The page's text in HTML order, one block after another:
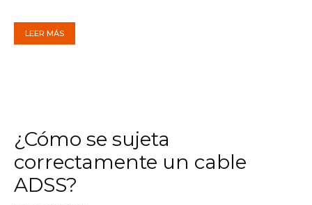
LEER MÁS
¿Cómo se sujeta
correctamente un cable
ADSS?